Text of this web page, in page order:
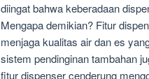
diingat bahwa keberadaan
Mengapa demikian? Fitur
menjaga kualitas air dan es
sistem pendinginan tambahan
fitur dispenser cenderung